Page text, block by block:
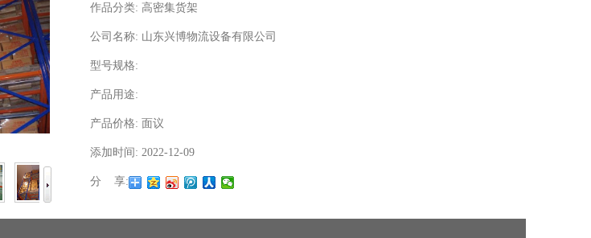
作品分类: 高密集货架
公司名称: 山东兴博物流设备有限公司
型号规格:
产品用途:
产品价格: 面议
添加时间: 2022-12-09
分 享: